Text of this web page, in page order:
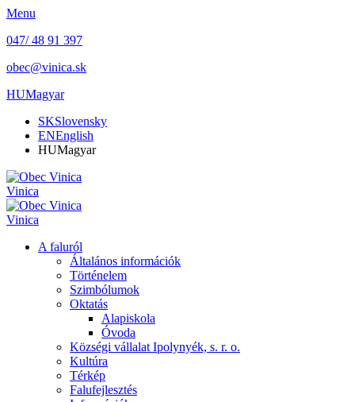
Menu
047/ 48 91 397
obec@vinica.sk
HUMagyar
SKSlovensky
ENEnglish
HUMagyar
Vinica
Vinica
A faluról
Általános információk
Történelem
Szimbólumok
Oktatás
Alapiskola
Óvoda
Községi vállalat Ipolynyék, s. r. o.
Kultúra
Térkép
Falufejlesztés